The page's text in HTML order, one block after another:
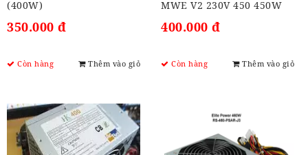
(400W)
350.000 đ
Còn hàng Thêm vào giỏ
MWE V2 230V 450 450W
(80 PLUS BRONZE /
BLACK)
400.000 đ
Còn hàng Thêm vào giỏ